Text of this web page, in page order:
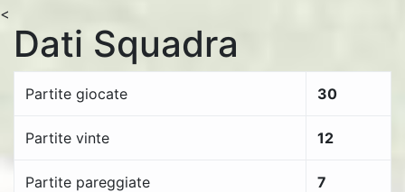
<
Dati Squadra
Partite giocate 30
Partite vinte 12
Partite pareggiate 7